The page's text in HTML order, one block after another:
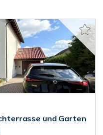
und Garten